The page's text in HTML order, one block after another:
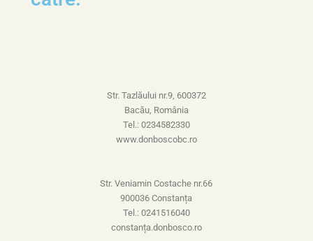
Str. Tazlăului nr.9, 600372
Bacău, România
Tel.: 0234582330
www.donboscobc.ro
Str. Veniamin Costache nr.66
900036 Constanța
Tel.: 0241516040
constanța.donbosco.ro